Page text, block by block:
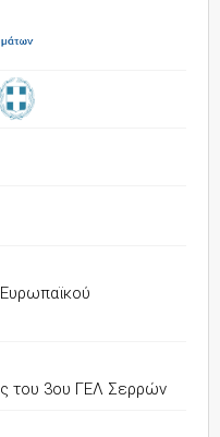
του 3ου ΓΕΛ Σερρών